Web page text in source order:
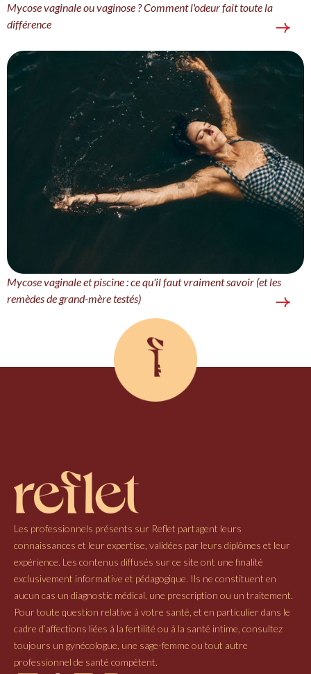
Mycose vaginale ou vaginose ? Comment l'odeur fait toute la
différence
Mycose vaginale et piscine : ce qu'il faut vraiment savoir (et les
remèdes de grand-mère testés)
Les professionnels présents sur Reflet partagent leurs
connaissances et leur expertise, validées par leurs diplômes et leur
expérience. Les contenus diffusés sur ce site ont une finalité
exclusivement informative et pédagogique. Ils ne constituent en
aucun cas un diagnostic médical, une prescription ou un traitement.
Pour toute question relative à votre santé, et en particulier dans le
cadre d’affections liées à la fertilité ou à la santé intime, consultez
toujours un gynécologue, une sage-femme ou tout autre
professionnel de santé compétent.